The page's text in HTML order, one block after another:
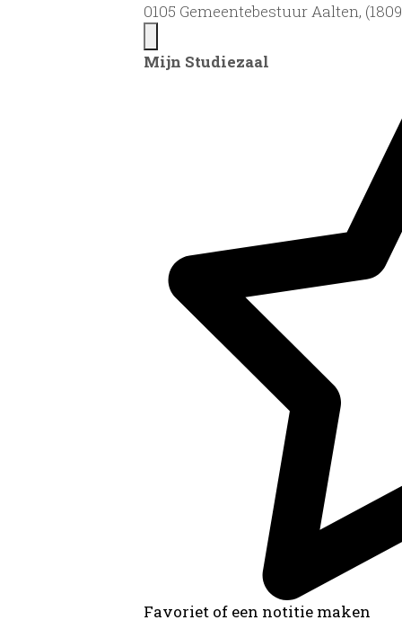
0105 Gemeentebestuur Aalten,
Mijn Studiezaal
Favoriet of een notitie maken